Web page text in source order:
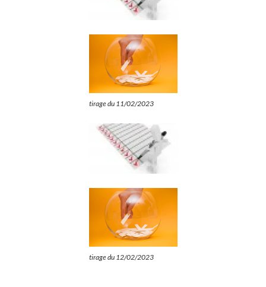
tirage du 11/02/2023
tirage du 12/02/2023